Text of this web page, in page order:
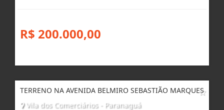
R$ 200.000,00
TERRENO NA AVENIDA BELMIRO SEBASTIÃO MARQUES
Vila dos Comerciários - Paranaguá